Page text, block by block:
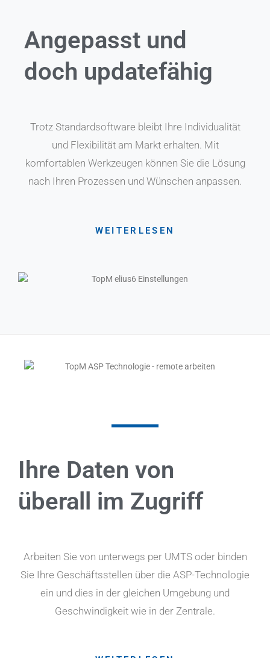
Angepasst und
doch updatefähig
Trotz Standardsoftware bleibt Ihre Individualität
und Flexibilität am Markt erhalten. Mit
komfortablen Werkzeugen können Sie die Lösung
nach Ihren Prozessen und Wünschen anpassen.
WEITERLESEN
Ihre Daten von
überall im Zugriff
Arbeiten Sie von unterwegs per UMTS oder binden
Sie Ihre Geschäftsstellen über die ASP-Technologie
ein und dies in der gleichen Umgebung und
Geschwindigkeit wie in der Zentrale.